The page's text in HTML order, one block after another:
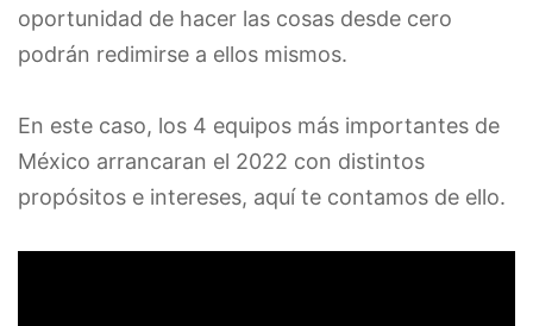
oportunidad de hacer las cosas desde cero
podrán redimirse a ellos mismos.
En este caso, los 4 equipos más importantes de
México arrancaran el 2022 con distintos
propósitos e intereses, aquí te contamos de ello.